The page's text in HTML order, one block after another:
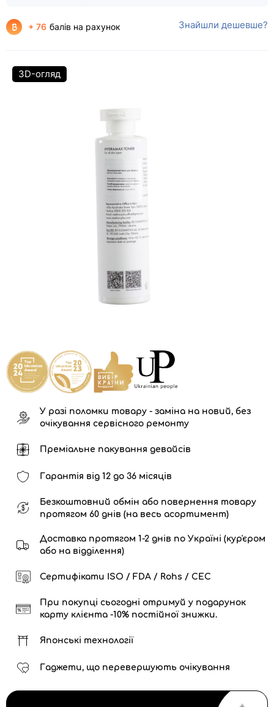
+ 76 балів на рахунок Знайшли дешевше?
3D-огляд
У разі поломки товару - заміна на новий, без
очікування сервісного ремонту
Преміальне пакування девайсів
Гарантія від 12 до 36 місяців
Безкоштовний обмін або повернення товару
протягом 60 днів (на весь асортимент)
Доставка протягом 1-2 днів по Україні (кур'єром
або на відділення)
Сертифікати ISO / FDA / Rohs / CEC
При покупці сьогодні отримуй у подарунок
карту клієнта -10% постійної знижки.
Японські технології
Гаджети, що перевершують очікування